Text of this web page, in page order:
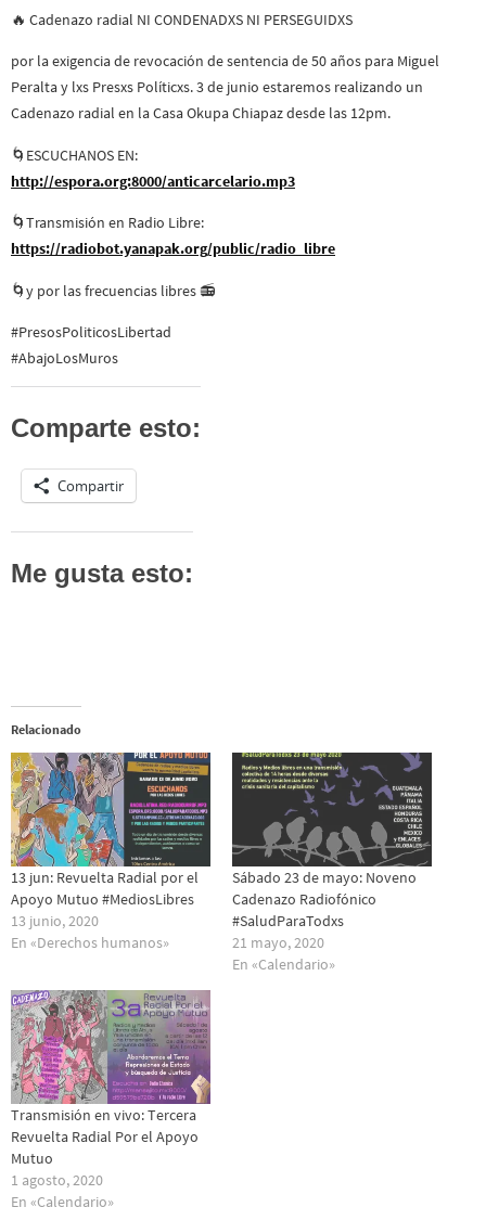
audio
🔥 Cadenazo radial NI CONDENADXS NI PERSEGUIDXS
por la exigencia de revocación de sentencia de 50 años para Miguel
Peralta y lxs Presxs Políticxs. 3 de junio estaremos realizando un
Cadenazo radial en la Casa Okupa Chiapaz desde las 12pm.
🌀ESCUCHANOS EN:
http://espora.org:8000/anticarcelario.mp3
🌀Transmisión en Radio Libre:
https://radiobot.yanapak.org/public/radio_libre
🌀y por las frecuencias libres 📻
#PresosPoliticosLibertad
#AbajoLosMuros
Comparte esto:
Compartir
Me gusta esto:
Relacionado
13 jun: Revuelta Radial por el
Apoyo Mutuo #MediosLibres
13 junio, 2020
En «Derechos humanos»
Sábado 23 de mayo: Noveno
Cadenazo Radiofónico
#SaludParaTodxs
21 mayo, 2020
En «Calendario»
Transmisión en vivo: Tercera
Revuelta Radial Por el Apoyo
Mutuo
1 agosto, 2020
En «Calendario»